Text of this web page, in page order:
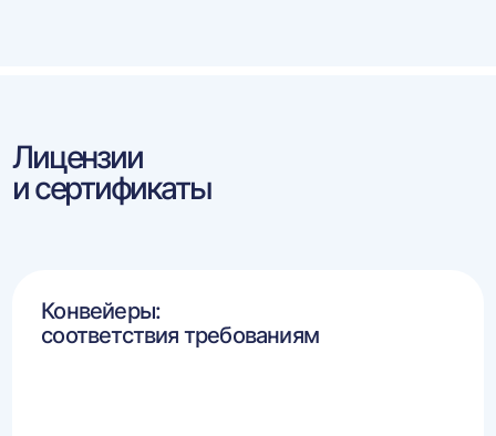
Лицензии
и сертификаты
Конвейеры:
соответствия требованиям